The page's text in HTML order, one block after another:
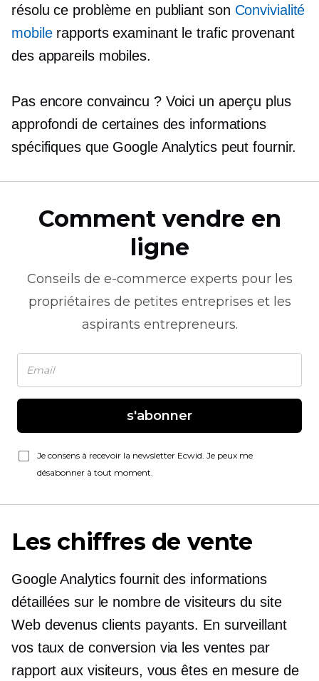
résolu ce problème en publiant son Convivialité
mobilerapports examinant le trafic provenant
des appareils mobiles.
Pas encore convaincu ? Voici un aperçu plus
approfondi de certaines des informations
spécifiques que Google Analytics peut fournir.
Comment vendre en
ligne
Conseils de e-commerce experts pour les
propriétaires de petites entreprises et les
aspirants entrepreneurs.
s'abonner
Je consens à recevoir la newsletter Ecwid. Je peux me
désabonner à tout moment.
Les chiffres de vente
Google Analytics fournit des informations
détaillées sur le nombre de visiteurs du site
Web devenus clients payants. En surveillant
vos taux de conversion via les ventes par
rapport aux visiteurs, vous êtes en mesure de